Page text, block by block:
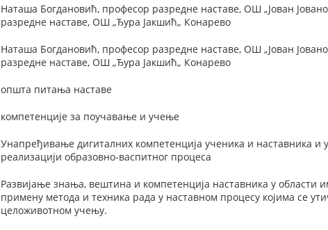
Наташа Богдановић, професор разредне наставе, ОШ „Јован
разредне наставе, ОШ „Ђура Јакшић„ Конарево
Наташа Богдановић, професор разредне наставе, ОШ „Јован
разредне наставе, ОШ „Ђура Јакшић„ Конарево
општа питања наставе
компетенције за поучавање и учење
Унапређивање дигиталних компетенција ученика и наставника
реализацији образовно-васпитног процеса
Развијање знања, вештина и компетенција наставника у
примену метода и техника рада у наставном процесу којима се
целоживотном учењу.